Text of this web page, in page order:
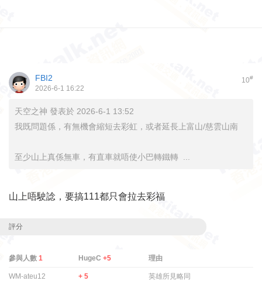
10#
FBI2
2026-6-1 16:22
天空之神 發表於 2026-6-1 13:52
我既問題係，有無機會縮短去彩虹，或者延長上富山/慈雲山南
至少山上真係無車，有直車就唔使小巴轉鐵轉 ...
山上唔駛諗，要搞111都只會拉去彩福
評分
參與人數 1 HugeC+5 理由
WM-ateu12 + 5 英雄所見略同